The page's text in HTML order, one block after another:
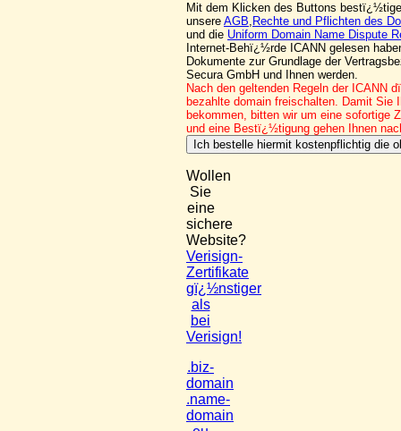
Mit dem Klicken des Buttons
unsere AGB, Rechte und Pflichten des
und die Uniform Domain Name Dispute
Internet-Behï¿½rde ICANN gelesen
Dokumente zur Grundlage der
Secura GmbH und Ihnen werden.
Nach den geltenden Regeln der ICANN
bezahlte domain freischalten. Damit Sie
bekommen, bitten wir um eine sofortige
und eine Bestï¿½tigung gehen Ihnen
Wollen
Sie
eine
sichere
Website?
Verisign-
Zertifikate
gï¿½nstiger
als
bei
Verisign!
.biz-
domain
.name-
domain